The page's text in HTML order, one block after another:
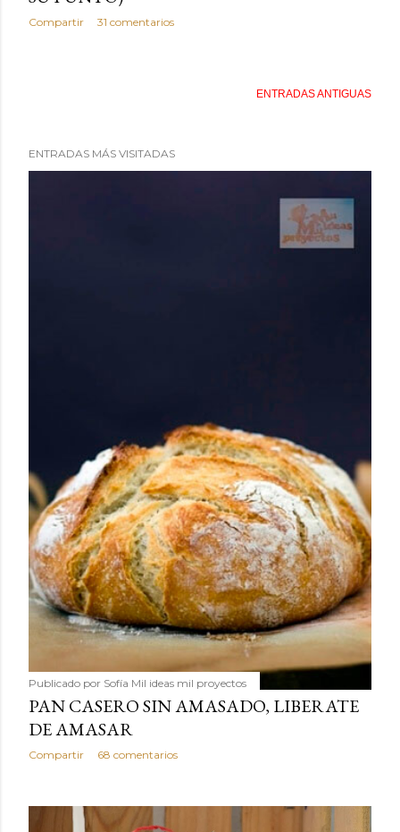
Compartir 31 comentarios
ENTRADAS ANTIGUAS
ENTRADAS MÁS VISITADAS
Publicado por Sofía Mil ideas mil proyectos
PAN CASERO SIN AMASADO, LIBERATE
DE AMASAR
Compartir 68 comentarios